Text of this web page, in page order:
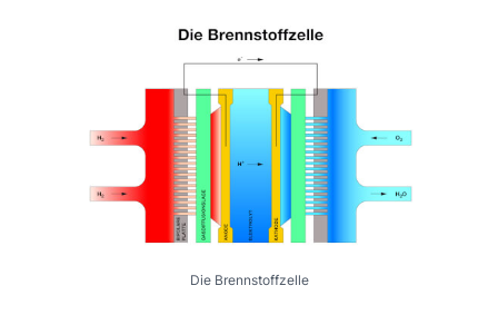
Die Brennstoffzelle